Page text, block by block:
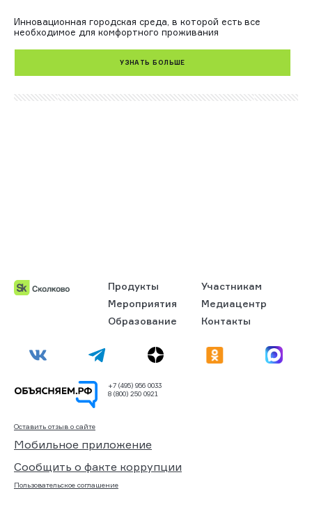
Инновационная городская среда, в которой есть все
необходимое для комфортного проживания
УЗНАТЬ БОЛЬШЕ
Продукты
Участникам
Мероприятия
Медиацентр
Образование
Контакты
+7 (495) 956 0033
8 (800) 250 0921
Оставить отзыв о сайте
Мобильное приложение
Сообщить о факте коррупции
Пользовательское соглашение